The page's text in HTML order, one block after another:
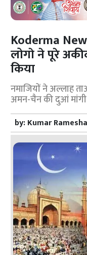
Koderma
लोगाे ने पूरे
किया
नमाजियों ने अल्लाह
अमन-चैन की दुआं मांगी
by:Kumar